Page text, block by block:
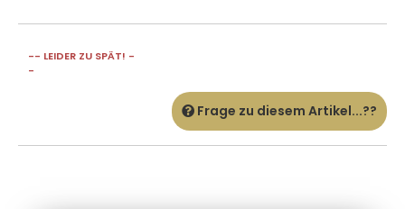
-- LEIDER ZU SPÄT! -
-
Frage zu diesem Artikel...??